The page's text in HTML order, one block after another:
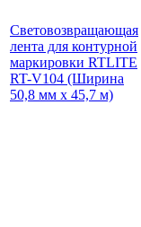
Световозвращающая
лента для контурной
маркировки RTLITE
RT-V104 (Ширина
50,8 мм х 45,7 м)